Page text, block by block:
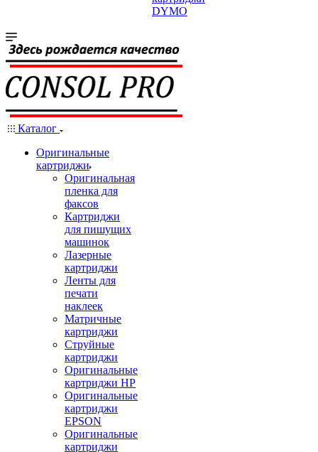
DYMO
Каталог
Оригинальные
картриджи
Оригинальная
пленка для
факсов
Картриджи
для пишущих
машинок
Лазерные
картриджи
Ленты для
печати
наклеек
Матричные
картриджи
Струйные
картриджи
Оригинальные
картриджи HP
Оригинальные
картриджи
EPSON
Оригинальные
картриджи